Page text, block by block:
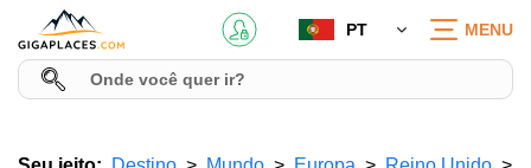
PT MENU